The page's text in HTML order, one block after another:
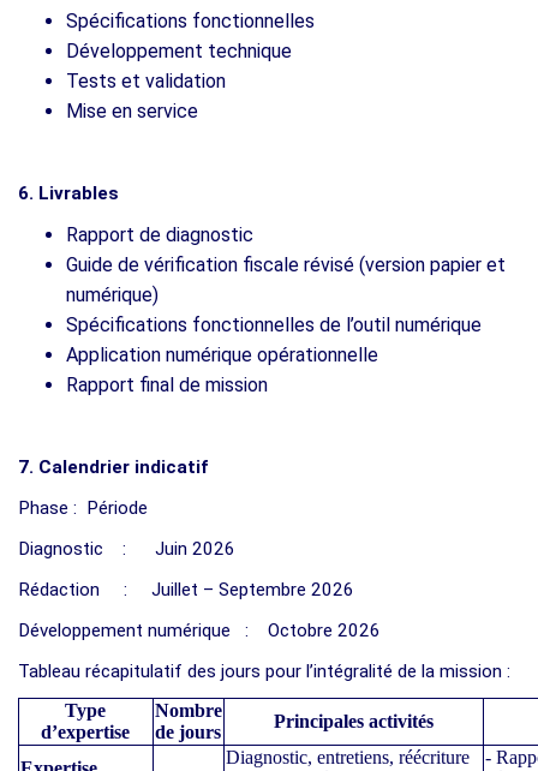
Spécifications fonctionnelles
Développement technique
Tests et validation
Mise en service
6. Livrables
Rapport de diagnostic
Guide de vérification fiscale révisé (version papier et
numérique)
Spécifications fonctionnelles de l’outil numérique
Application numérique opérationnelle
Rapport final de mission
7. Calendrier indicatif
Phase : Période
Diagnostic : Juin 2026
Rédaction : Juillet – Septembre 2026
Développement numérique : Octobre 2026
Tableau récapitulatif des jours pour l’intégralité de la mission :
Type
d’expertise
Nombre
de jours
Principales activités
Diagnostic, entretiens, réécriture
-